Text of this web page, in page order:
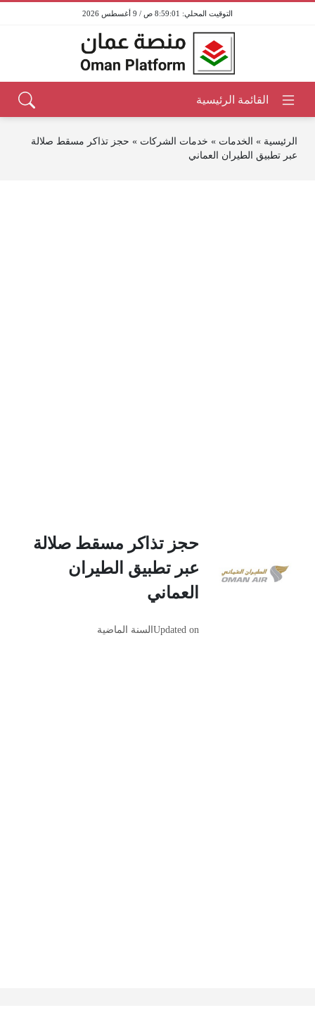
8:59:01 ص / 9 أغسطس 2026
الرئيسية » الخدمات » خدمات الشركات » حجز تذاكر مسقط صلالة
عبر تطبيق الطيران العماني
حجز تذاكر مسقط صلالة
عبر تطبيق الطيران
العماني
Updated on السنة الماضية